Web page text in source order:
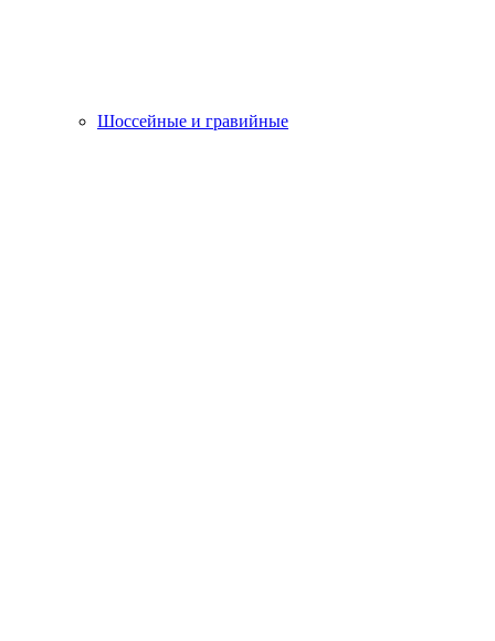
Шоссейные и гравийные